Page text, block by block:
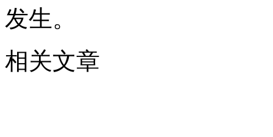
发生。
相关文章